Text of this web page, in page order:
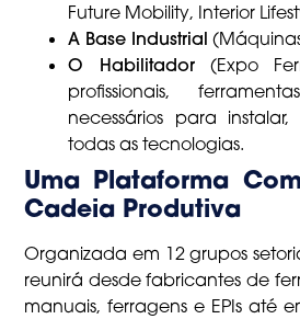
Future Mobility, Interior
A Base Industrial
O Habilitador (Expo
profissionais,
necessários para
todas as tecnologias.
Uma Plataforma
Cadeia Produtiva
Organizada em 12 grupos
reunirá desde fabricantes de
manuais, ferragens e EPIs até